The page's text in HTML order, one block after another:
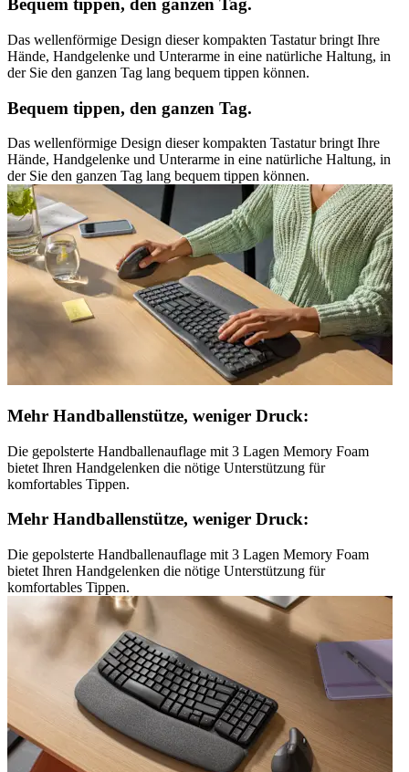
Bequem tippen, den ganzen Tag.
Das wellenförmige Design dieser kompakten Tastatur bringt Ihre
Hände, Handgelenke und Unterarme in eine natürliche Haltung, in
der Sie den ganzen Tag lang bequem tippen können.
Bequem tippen, den ganzen Tag.
Das wellenförmige Design dieser kompakten Tastatur bringt Ihre
Hände, Handgelenke und Unterarme in eine natürliche Haltung, in
der Sie den ganzen Tag lang bequem tippen können.
Mehr Handballenstütze, weniger Druck:
Die gepolsterte Handballenauflage mit 3 Lagen Memory Foam
bietet Ihren Handgelenken die nötige Unterstützung für
komfortables Tippen.
Mehr Handballenstütze, weniger Druck:
Die gepolsterte Handballenauflage mit 3 Lagen Memory Foam
bietet Ihren Handgelenken die nötige Unterstützung für
komfortables Tippen.